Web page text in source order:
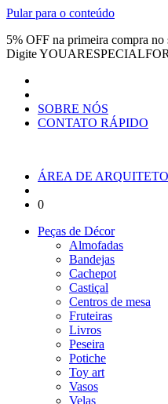
Pular para o conteúdo
5% OFF na primeira compra no
Digite
SOBRE NÓS
CONTATO RÁPIDO
ÁREA DE
0
Peças de Décor
Almofadas
Bandejas
Cachepot
Castiçal
Centros de mesa
Fruteiras
Livros
Peseira
Potiche
Toy art
Vasos
Velas